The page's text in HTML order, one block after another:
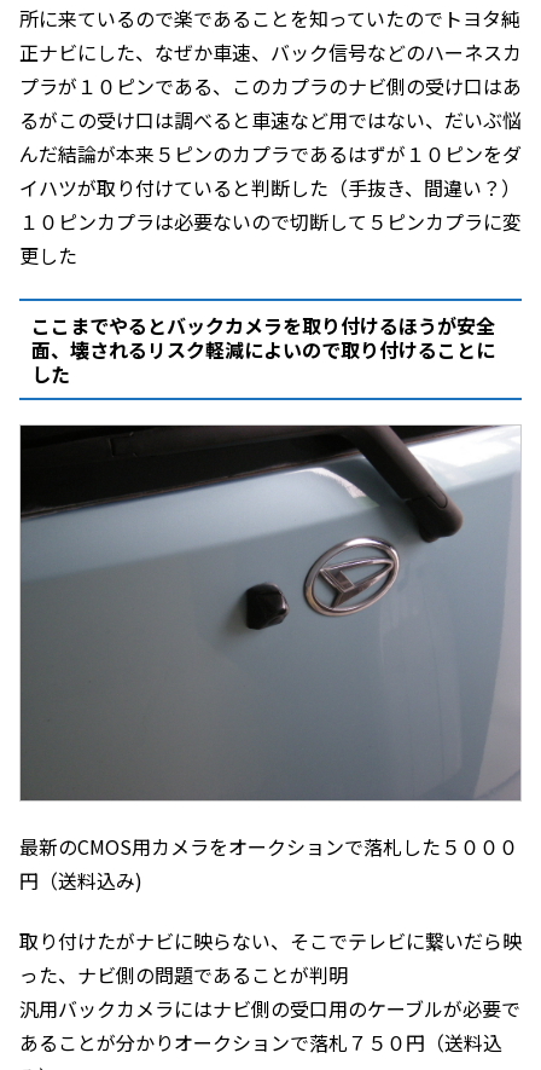
所に来ているので楽であることを知っていたのでトヨタ純
正ナビにした、なぜか車速、バック信号などのハーネスカ
プラが１０ピンである、このカプラのナビ側の受け口はあ
るがこの受け口は調べると車速など用ではない、だいぶ悩
んだ結論が本来５ピンのカプラであるはずが１０ピンをダ
イハツが取り付けていると判断した（手抜き、間違い？）
１０ピンカプラは必要ないので切断して５ピンカプラに変
更した
ここまでやるとバックカメラを取り付けるほうが安全
面、壊されるリスク軽減によいので取り付けることに
した
最新のCMOS用カメラをオークションで落札した５０００
円（送料込み)
取り付けたがナビに映らない、そこでテレビに繋いだら映
った、ナビ側の問題であることが判明
汎用バックカメラにはナビ側の受口用のケーブルが必要で
あることが分かりオークションで落札７５０円（送料込